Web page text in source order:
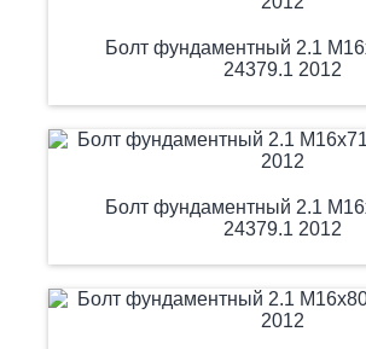
Болт фундаментный 2.1
24379.1 2012
Болт фундаментный 2.1
24379.1 2012